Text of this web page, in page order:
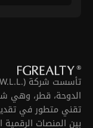
الدوحة، قطر، وهي
تقني متطور في
بين المنصات